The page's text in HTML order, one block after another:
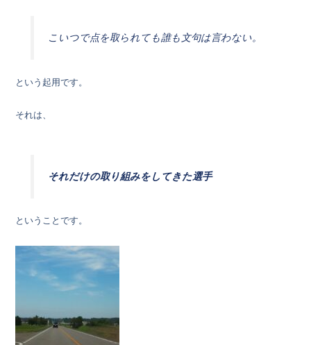
こいつで点を取られても誰も文句は言わない。
という起用です。
それは、
それだけの取り組みをしてきた選手
ということです。